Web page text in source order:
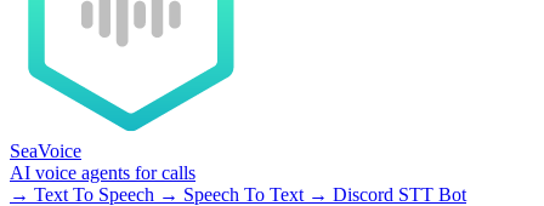
SeaVoice
AI voice agents for calls
→ Text To Speech → Speech To Text → Discord STT Bot